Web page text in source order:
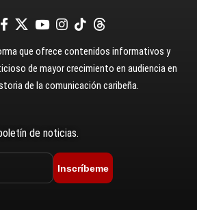
que ofrece contenidos informativos y
de mayor crecimiento en audiencia en
de la comunicación caribeña.
de noticias.
Inscríbeme